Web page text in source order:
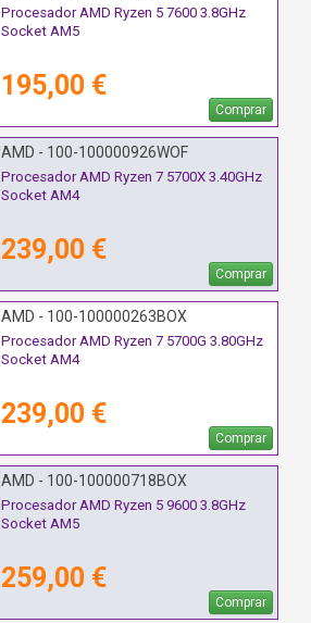
Procesador AMD Ryzen 5 7600 3.8GHz
Socket AM5
195,00 €
Comprar
AMD - 100-100000926WOF
Procesador AMD Ryzen 7 5700X 3.40GHz
Socket AM4
239,00 €
Comprar
AMD - 100-100000263BOX
Procesador AMD Ryzen 7 5700G 3.80GHz
Socket AM4
239,00 €
Comprar
AMD - 100-100000718BOX
Procesador AMD Ryzen 5 9600 3.8GHz
Socket AM5
259,00 €
Comprar